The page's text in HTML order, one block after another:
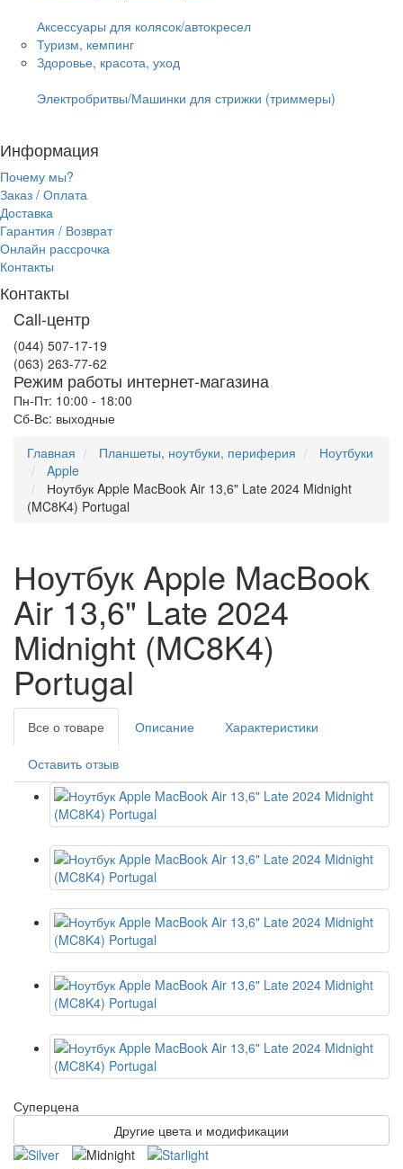
Аксессуары для колясок/автокресел
Туризм, кемпинг
Здоровье, красота, уход
Электробритвы/Машинки для стрижки (триммеры)
Информация
Почему мы?
Заказ / Оплата
Доставка
Гарантия / Возврат
Онлайн рассрочка
Контакты
Контакты
Call-центр
(044) 507-17-19
(063) 263-77-62
Режим работы интернет-магазина
Пн-Пт: 10:00 - 18:00
Сб-Вс: выходные
Главная
Планшеты, ноутбуки, периферия
Ноутбуки
Apple
Ноутбук Apple MacBook Air 13,6" Late 2024 Midnight
(MC8K4) Portugal
Ноутбук Apple MacBook
Air 13,6" Late 2024
Midnight (MC8K4)
Portugal
Все о товаре Описание Характеристики
Оставить отзыв
Суперцена
Другие цвета и модификации